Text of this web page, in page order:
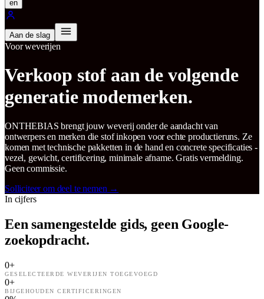
en
Aan de slag
Voor weverijen
Verkoop stof aan de volgende
generatie modemerken.
ONTHEBIAS brengt jouw weverij onder de aandacht van
ontwerpers en merken die stof inkopen voor echte productieruns. Ze
komen met technische pakketten in de hand en concrete specificaties -
vezel, gewicht, certificering, minimale afname. Gratis vermelding.
Geen commissie.
Solliciteer om deel te nemen →
In cijfers
Een samengestelde gids, geen Google-
zoekopdracht.
0+
GESELECTEERDE WEVERIJEN TOEGEVOEGD
0+
BIJGEHOUDEN CERTIFICERINGEN